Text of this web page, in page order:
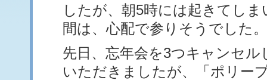
したが、朝5時には起きてし
間は、心配で参りそうでした。
先日、忘年会を3つキャンセル
いただきましたが、「ポリー